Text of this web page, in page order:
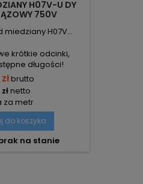
H07V-U DY
750V
miedziany H07V...
krótkie odcinki,
długości!
brutto
netto
za metr
do koszyka
na stanie